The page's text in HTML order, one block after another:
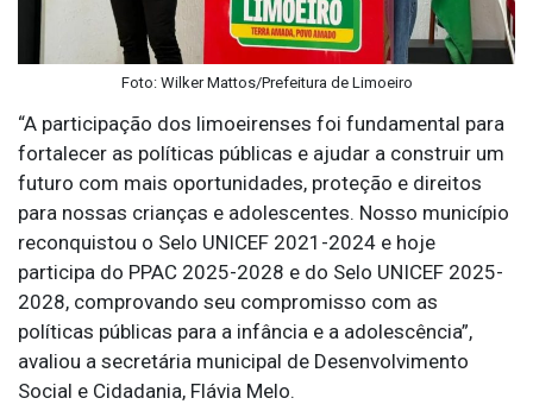
Foto: Wilker Mattos/Prefeitura de Limoeiro
“A participação dos limoeirenses foi fundamental para
fortalecer as políticas públicas e ajudar a construir um
futuro com mais oportunidades, proteção e direitos
para nossas crianças e adolescentes. Nosso município
reconquistou o Selo UNICEF 2021-2024 e hoje
participa do PPAC 2025-2028 e do Selo UNICEF 2025-
2028, comprovando seu compromisso com as
políticas públicas para a infância e a adolescência”,
avaliou a secretária municipal de Desenvolvimento
Social e Cidadania, Flávia Melo.